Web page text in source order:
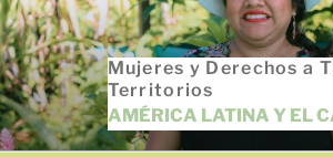
Saltar
al
contenido
Mujeres y Derechos a
Territorios
AMÉRICA LATINA Y EL